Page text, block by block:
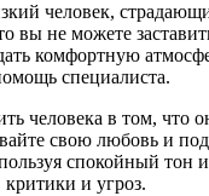
человек,
вы не можете
комфортную
специалиста.
человека в том, что
свою любовь и
спокойный тон
критики и угроз.